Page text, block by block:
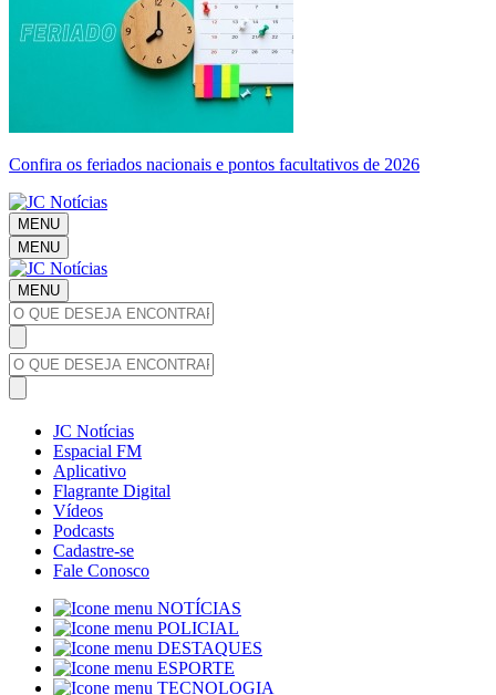
Confira os feriados nacionais e pontos facultativos de 2026
MENU
MENU
MENU
JC Notícias
Espacial FM
Aplicativo
Flagrante Digital
Vídeos
Podcasts
Cadastre-se
Fale Conosco
NOTÍCIAS
POLICIAL
DESTAQUES
ESPORTE
TECNOLOGIA